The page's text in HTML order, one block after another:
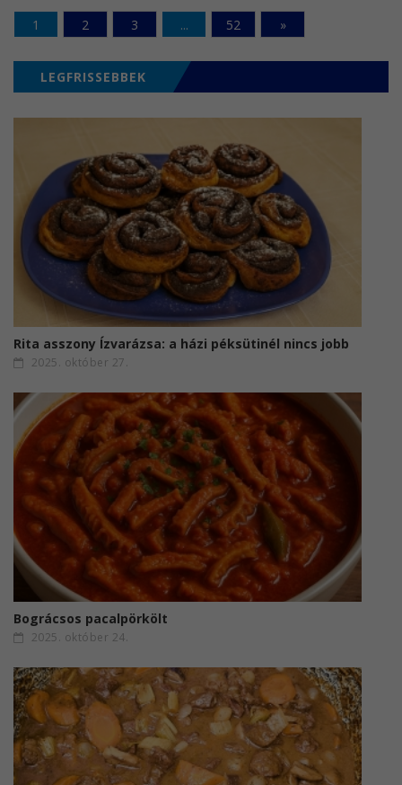
1 2 3 ... 52 »
LEGFRISSEBBEK
Rita asszony Ízvarázsa: a házi péksütinél nincs jobb
2025. október 27.
Bográcsos pacalpörkölt
2025. október 24.